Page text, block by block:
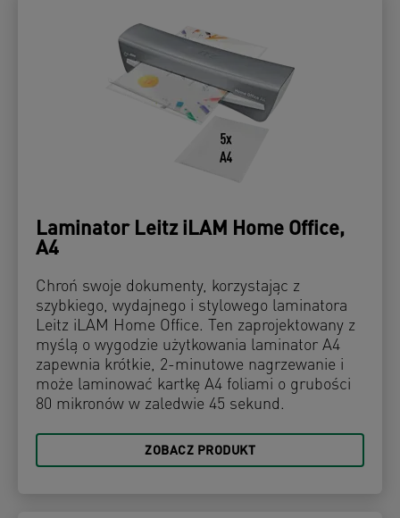
Laminator Leitz iLAM Home Office,
A4
Chroń swoje dokumenty, korzystając z
szybkiego, wydajnego i stylowego laminatora
Leitz iLAM Home Office. Ten zaprojektowany z
myślą o wygodzie użytkowania laminator A4
zapewnia krótkie, 2-minutowe nagrzewanie i
może laminować kartkę A4 foliami o grubości
80 mikronów w zaledwie 45 sekund.
ZOBACZ PRODUKT